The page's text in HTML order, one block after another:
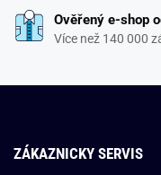
Ověřený e-shop
Více než 140 000
ZÁKAZNICKY SERVIS